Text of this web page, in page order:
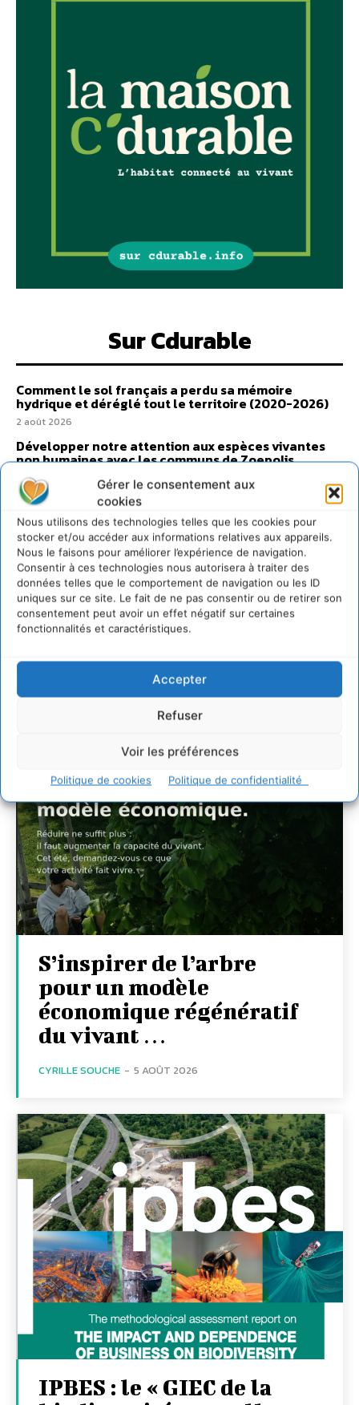
Gérer le consentement aux
cookies
Nous utilisons des technologies telles que les cookies pour
stocker et/ou accéder aux informations relatives aux appareils.
Nous le faisons pour améliorer l’expérience de navigation.
Consentir à ces technologies nous autorisera à traiter des
données telles que le comportement de navigation ou les ID
uniques sur ce site. Le fait de ne pas consentir ou de retirer son
consentement peut avoir un effet négatif sur certaines
fonctionnalités et caractéristiques.
Accepter
Refuser
Voir les préférences
Politique de cookies Politique de confidentialité
Sur Cdurable
Comment le sol français a perdu sa mémoire
hydrique et déréglé tout le territoire (2020-2026)
2 août 2026
Développer notre attention aux espèces vivantes
non humaines avec les communs de Zoepolis
30 juillet 2026
Un kit citoyen pour lever les freins au
développement des forêts comestibles dans nos
villes
29 juillet 2026
L’éco-anxiété informe et l’éco-lucidité transforme
28 juillet 2026
7 indicateurs pour des villes résilientes et durables,
adaptées au changement climatique
S’inspirer de l’arbre
pour un modèle
économique régénératif
du vivant …
CYRILLE SOUCHE - 5 AOÛT 2026
IPBES : le « GIEC de la